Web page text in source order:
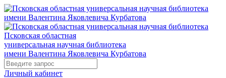
Псковская областная
универсальная научная библиотека
имени Валентина Яковлевича Курбатова
Личный кабинет